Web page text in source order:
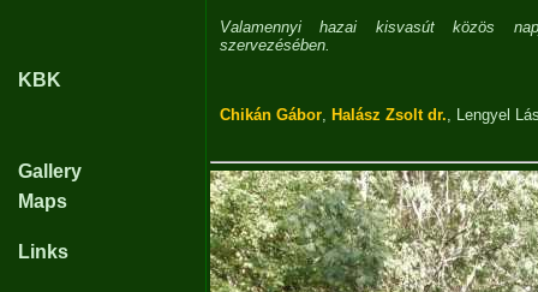
KBK
Gallery
Maps
Links
Valamennyi hazai kisvasút közös
szervezésében.
Chikán Gábor, Halász Zsolt dr., Lengyel